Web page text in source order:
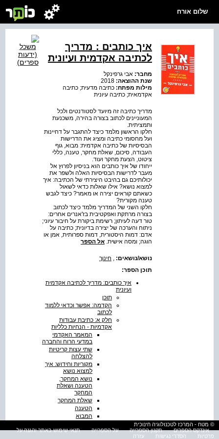
שלום אורח
איך כותבים : מדריך
לכתיבה אקדמית ועיונית
מחבר: אבי גרפינקל
שנת ההוצאה:
מילות מפתח: כתיבה מדעית; כתיבה
אקדמאית; כתיבה עיונית
מדריך כתיבה זה מיועד לסטודנטים ולכל
המעוניינים לכתוב בצורה בהירה, משכנעת
ותמציתית.
חלקו הראשון מלמד כיצד להתגבר על דחיינות
ועל מחסומי כתיבה ומציג את הדרישות
הבסיסיות של כתיבה אקדמית: מבוא, גוף
העבודה, סיכום, שאלת מחקר, טענה, כללי
ציטוט, הצעת מחקר ועוד.
ייחודו של איך כותבים הוא בניסיון לפרוץ אל
מעבר לדרישות הבסיסיות האלה ולשפר את
יכולותיכם גם בהיבט היצירתי של הכתיבה: איך
למצוא נושא? אילו שאלות כדאי לשאול
כשאתם קוראים יצירה או מאמר? כיצד לגבש
טענה מקורית?
חלקו השני של המדריך מלמד כיצד לכתוב
בצורה מרתקת ואפקטיבית בז'אנרים אחרים:
טור דעה לעיתון; רשימת ביקורת על חיבור עיוני;
ניתוח והערכה של יצירה בדיונית; כתיבה על
אדם: דמות היסטורית, דמות ספרותית, אמן או
הוגה; ומסה אישית. אל הספר
נושא/נושאים:
חינוך
תוכן הספר:
איך כותבים: מדריך לכתיבה אקדמית
ועיונית
תוכן
הקדמה: אפשר וכדאי ללמוד
לכתוב
חלק א: כתיבת עבודות
אקדמיות - הנחיות כלליות
המאמר האקדמי
במדעי הרוח והחברה
שתי עצות קריטיות
להצלחה
מקוריות וחידוש: איך
למצוא נושא
נושא המחקר,
הטענה ושאלת
המחקר
שאלת המחקר
הטענה
המבוא
תיאוריות וחווֹת דעת
© מטח - המרכז לטכנולוגיה חינוכית
אינדקס הספרים
תקנון הספרייה על הספרייה
תנאי שימוש באתר והגנה על
פרטיות
הסדרי נגישות עזרה